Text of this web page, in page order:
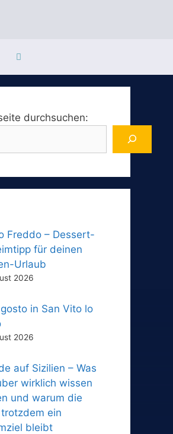
durchsuchen:
Freddo – Dessert-
für deinen
Urlaub
2026
in San Vito lo
2026
auf Sizilien – Was
wirklich wissen
und warum die
ein
bleibt